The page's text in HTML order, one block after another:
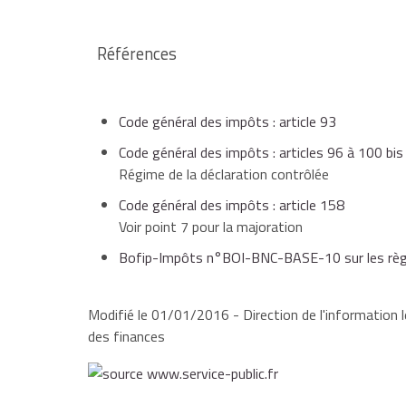
de la réalisation des éléments d'actif
professionnel,
des cessions de charges ou d'offices,
de la perception d'indemnités servies en
transfert d'une clientèle.
pas à prendre en compte. Les plus-values se
patrimoine privé relèvent du régime d'imposition
imposable pendant les 5 premières années
les médecins conventionnés du secteur 1
frais peuvent être déduits sur option sous
recettes brutes. Ces médecins bénéficient
groupe III.
Références
Code général des impôts : article 93
Code général des impôts : articles 96 à 100 bis
Régime de la déclaration contrôlée
Code général des impôts : article 158
Voir point 7 pour la majoration
Bofip-Impôts n°BOI-BNC-BASE-10 sur les
Modifié le 01/01/2016 - Direction de l'information
des finances